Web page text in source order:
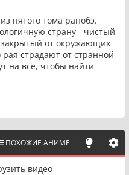
пятого тома ранобэ.
страну - чистый
закрытый от окружающих
страдают от странной
на все, чтобы найти
ПОХОЖИЕ АНИМЕ
видео